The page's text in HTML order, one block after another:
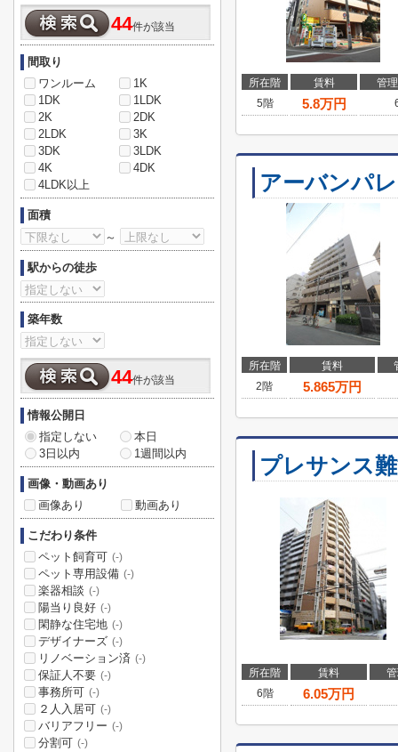
所在階 賃料
管
5階
5.8万円
アーバンパ
所在階 賃料
2階
5.865万円
プレサンス
所在階 賃料
6階
6.05万円
44件が該当
間取り
ワンルーム
1K
1DK
1LDK
2K
2DK
2LDK
3K
3DK
3LDK
4K
4DK
4LDK以上
面積
～
駅からの徒歩
築年数
44件が該当
情報公開日
指定しない
本日
3日以内
1週間以内
画像・動画あり
画像あり
動画あり
こだわり条件
ペット飼育可 (-)
ペット専用設備 (-)
楽器相談 (-)
陽当り良好 (-)
閑静な住宅地 (-)
デザイナーズ (-)
リノベーション済 (-)
保証人不要 (-)
事務所可 (-)
２人入居可 (-)
バリアフリー (-)
分割可 (-)